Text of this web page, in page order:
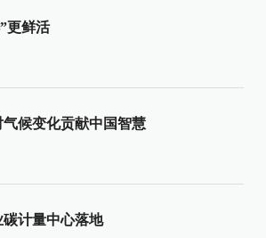
更鲜活
候变化贡献中国智慧
计量中心落地